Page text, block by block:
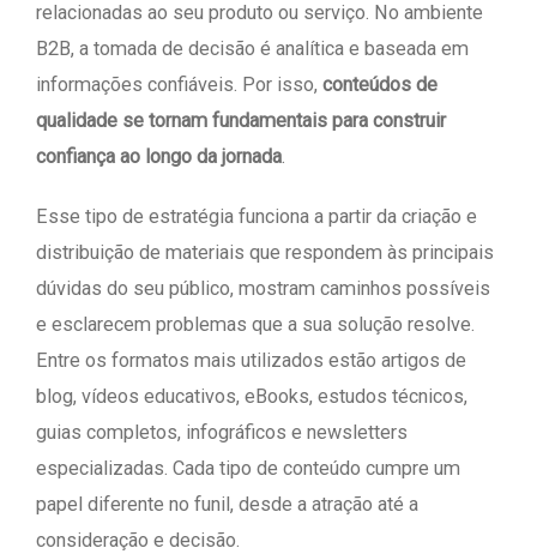
relacionadas ao seu produto ou serviço. No ambiente
B2B, a tomada de decisão é analítica e baseada em
informações confiáveis. Por isso, conteúdos de
qualidade se tornam fundamentais para construir
confiança ao longo da jornada.
Esse tipo de estratégia funciona a partir da criação e
distribuição de materiais que respondem às principais
dúvidas do seu público, mostram caminhos possíveis
e esclarecem problemas que a sua solução resolve.
Entre os formatos mais utilizados estão artigos de
blog, vídeos educativos, eBooks, estudos técnicos,
guias completos, infográficos e newsletters
especializadas. Cada tipo de conteúdo cumpre um
papel diferente no funil, desde a atração até a
consideração e decisão.